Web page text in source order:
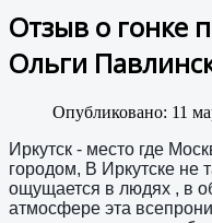
Отзыв о гонке
Ольги
Опубликовано: 11
Иркутск - место где
городом, В Иркутске не
ощущается в людях , в
атмосфере эта